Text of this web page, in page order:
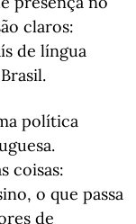
claros:
de língua
política
coisas:
o que passa
de